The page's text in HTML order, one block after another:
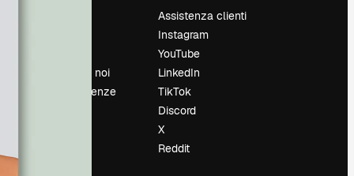
Lavora con noi
Cerca tendenze
Assistenza clienti
Instagram
YouTube
LinkedIn
TikTok
Discord
X
Reddit